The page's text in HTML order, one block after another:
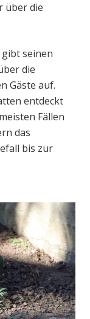
über die
seinen
die
Gäste auf.
entdeckt
Fällen
das
bis zur